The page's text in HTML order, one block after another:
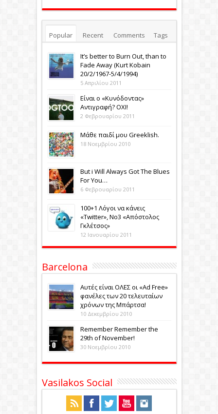
Popular Recent Comments Tags
It’s better to Burn Out, than to
Fade Away (Κurt Kobain
20/2/1967-5/4/1994)
5 Απριλίου 2011
Eίναι ο «Κυνόδοντας»
Αντιγραφή? ΟΧΙ!
2 Φεβρουαρίου 2011
Μάθε παιδί μου Greeklish.
18 Νοεμβρίου 2010
Βut i Will Always Got The Blues
For You…
6 Φεβρουαρίου 2011
100+1 Λόγοι να κάνεις
«Twitter», No3 «Aπόστολος
Γκλέτσος»
12 Ιανουαρίου 2011
Barcelona
Αυτές είναι ΟΛΕΣ οι «Ad Free»
φανέλες των 20 τελευταίων
χρόνων της Μπάρτσα!
10 Δεκεμβρίου 2010
Remember Remember the
29th of November!
30 Νοεμβρίου 2010
Vasilakos Social